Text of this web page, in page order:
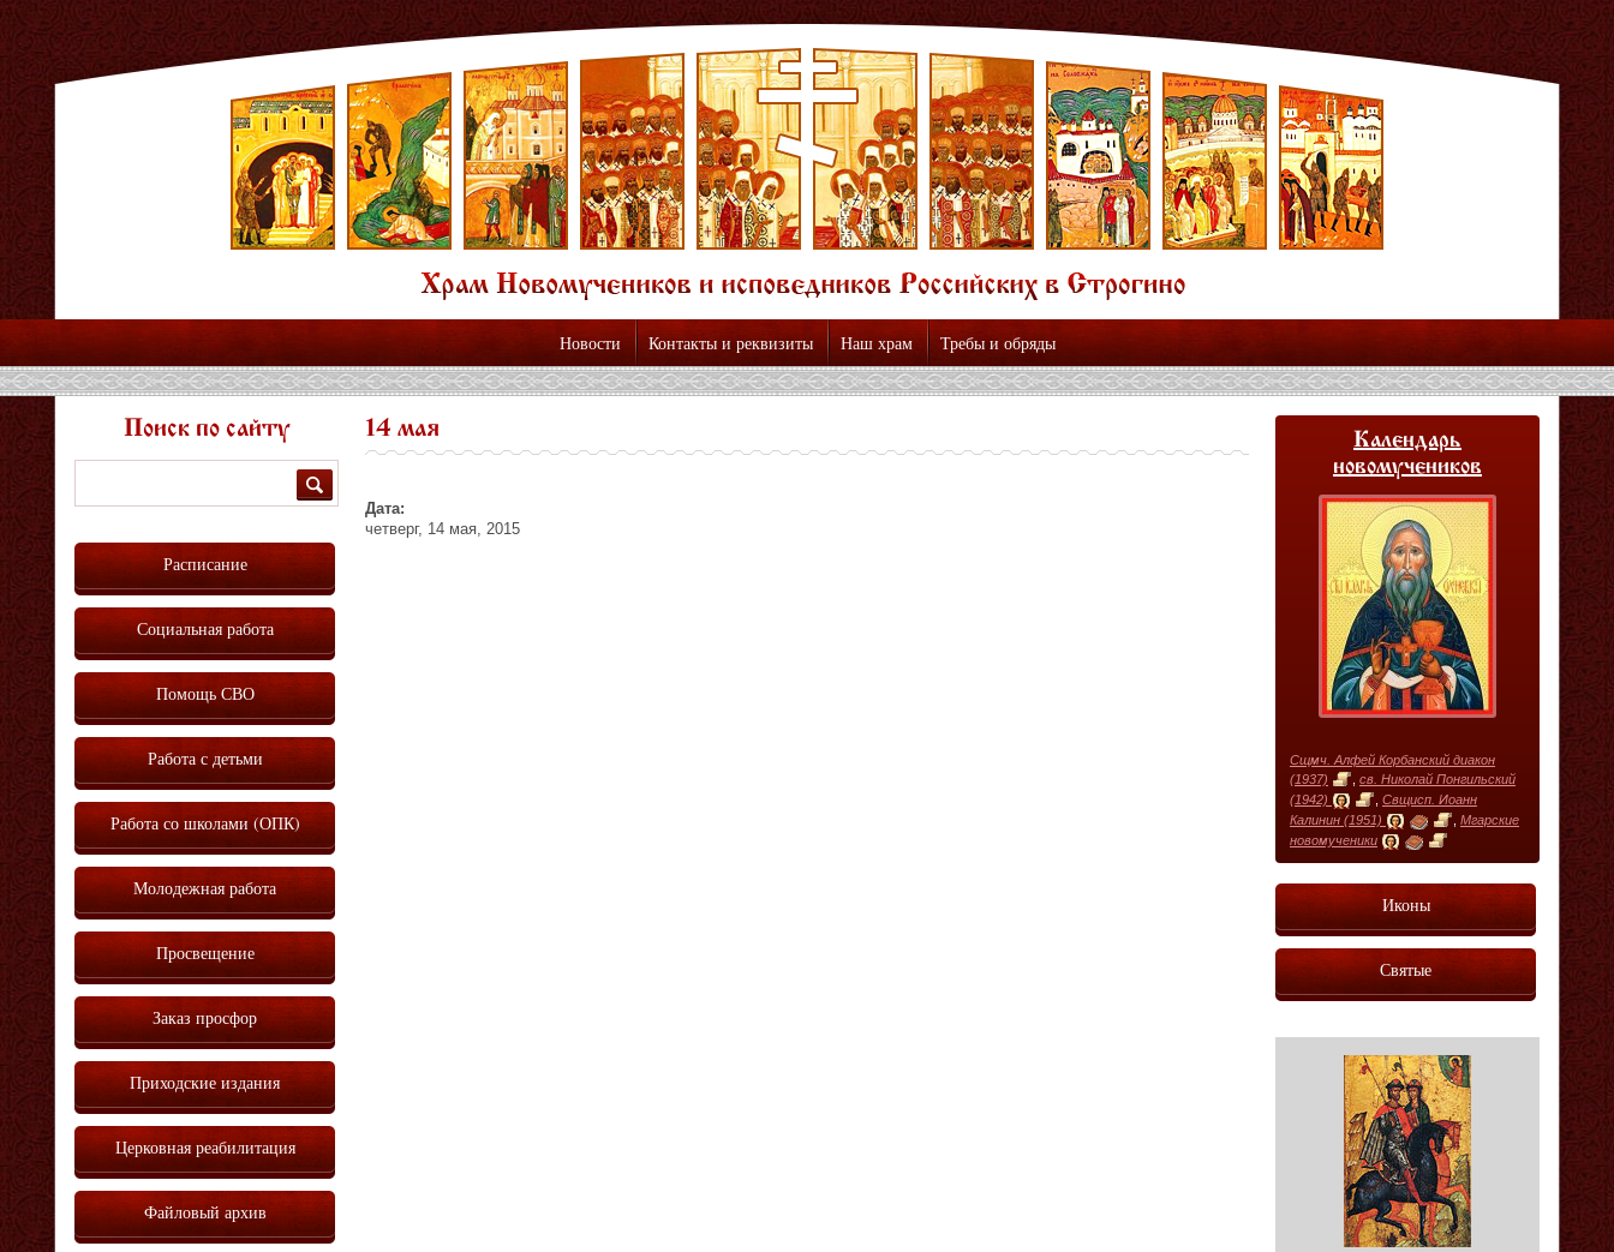
Новости Контакты и реквизиты Наш храм Требы и обряды
14 мая
Дата:
четверг, 14 мая, 2015
Поиск по сайту
Расписание
Социальная работа
Помощь СВО
Работа с детьми
Работа со школами (ОПК)
Молодежная работа
Просвещение
Заказ просфор
Приходские издания
Церковная реабилитация
Файловый архив
Календарь
новомучеников
Сщмч. Алфей Корбанский диакон
(1937)
св. Николай Понгильский
(1942)
Свщисп. Иоанн
Калинин (1951)
Мгарские
новомученики
Иконы
Святые